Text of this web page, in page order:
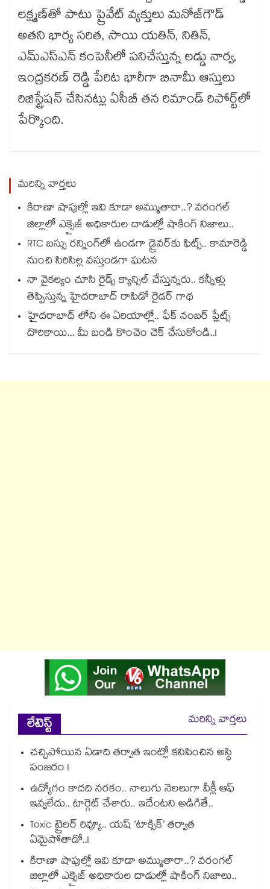
లక్ష్మణ్‌‌‌‌‌‌‌‌తో పాటు ప్రైవేట్ వ్యక్తులు మనోజ్‌‌‌‌‌‌‌‌గౌడ్
అతని భార్య సరిత, సాయి యతిన్‌‌‌‌‌‌‌‌, నితిన్,
ఎమ్‌‌‌‌‌‌‌‌ఎస్‌‌‌‌‌‌‌‌ఎన్ కంపెనీలో పనిచేస్తున్న లడ్డు నార్వ,
ఇంద్రకరణ్ రెడ్డి పేరిట భారీగా బినామీ ఆస్తులు
రిజిస్ట్రేషన్ చేసినట్లు ఏసీబీ తన రిమాండ్ రిపోర్ట్‌‌‌‌‌‌‌‌లో
పేర్కొంది.
మరిన్ని వార్తలు
కిరాణా షాపుల్లో ఇవి కూడా అమ్ముతారా..? వరంగల్
జిల్లాలో ఎక్సైజ్ అధికారుల దాడుల్లో షాకింగ్ నిజాలు..
RTC బస్సు రన్నింగ్⁫లో ఉండగా డ్రైవర్‌కు ఫిట్స్.. కామారెడ్డి
నుంచి సిరిసిల్ల వస్తుండగా ఘటన
నా వైకల్యం చూసి రైడ్స్ క్యాన్సిల్ చేస్తున్నరు.. కన్నీళ్లు
తెప్పిస్తున్న హైదరాబాద్ రాపిడో రైడర్ గాథ
హైదరాబాద్ లోని ఈ ఏరియాల్లో.. ఫేక్ నంబర్ ప్లేట్స్
దొరికాయి... మీ బండి కొంచెం చెక్ చేసుకోండి..!
లేటెస్ట్
మరిన్ని వార్తలు
చచ్చిపోయిన ఏడాది తర్వాత ఇంట్లో కనిపించిన అస్థి
పంజరం !
ఉద్యోగం కాదది నరకం.. నాలుగు నెలలుగా వీక్లీ ఆఫ్
ఇవ్వలేదు.. టార్గెట్ చేశారు.. ఇదేంటని అడిగితే..
Toxic ట్రైలర్ రివ్యూ.. యష్ ‘టాక్సిక్’ తర్వాత
ఏమైపోతాడో..!
కిరాణా షాపుల్లో ఇవి కూడా అమ్ముతారా..? వరంగల్
జిల్లాలో ఎక్సైజ్ అధికారుల దాడుల్లో షాకింగ్ నిజాలు..